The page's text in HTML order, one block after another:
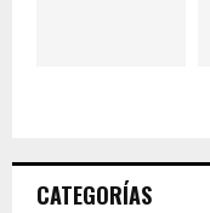
CATEGORÍAS